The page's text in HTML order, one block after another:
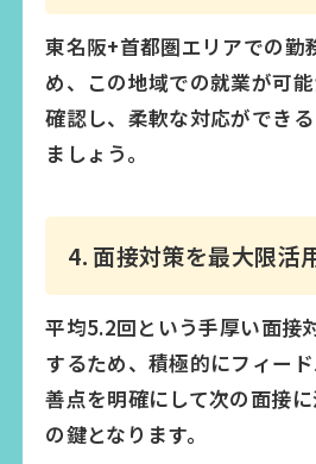
東名阪+首都圏エリアでの勤
め、この地域での就業が可
確認し、柔軟な対応ができ
ましょう。
4. 面接対策を最大限活
平均5.2回という手厚い面接
するため、積極的にフィー
善点を明確にして次の面接
の鍵となります。